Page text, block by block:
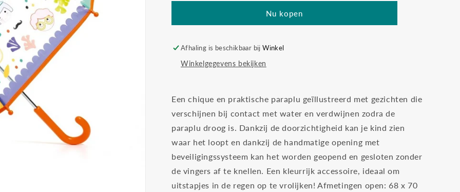
Nu kopen
Afhaling is beschikbaar bijWinkel
Winkelgegevens bekijken
Een chique en praktische paraplu geïllustreerd met gezichten die
verschijnen bij contact met water en verdwijnen zodra de
paraplu droog is. Dankzij de doorzichtigheid kan je kind zien
waar het loopt en dankzij de handmatige opening met
beveiligingssysteem kan het worden geopend en gesloten zonder
de vingers af te knellen. Een kleurrijk accessoire, ideaal om
uitstapjes in de regen op te vrolijken! Afmetingen open: 68 x 70